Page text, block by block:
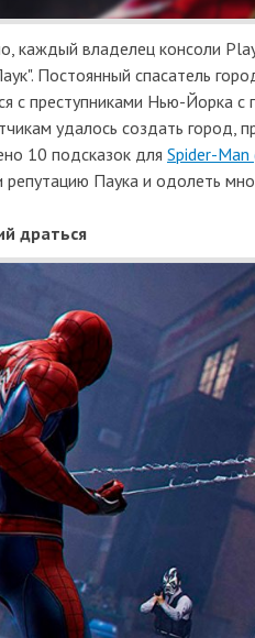
каждый владелец консоли
Постоянный спасатель
с преступниками Нью-Йорка
удалось создать город,
10 подсказок для Spider-
репутацию Паука и одолеть
драться